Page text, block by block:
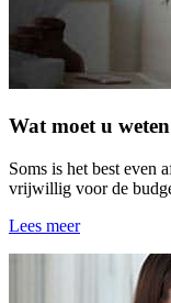
Wat moet u
Soms is het best even
vrijwillig voor de
Lees meer